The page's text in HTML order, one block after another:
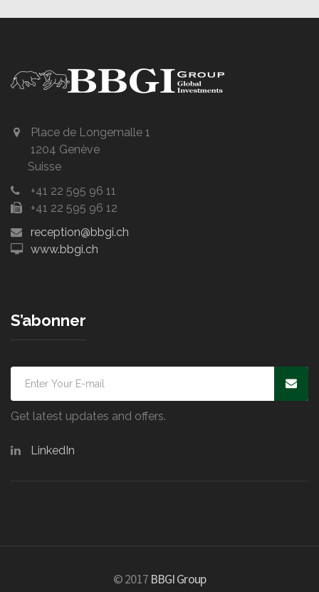
Place de Longemalle 1
1204 Genève
Suisse
+41 22 595 96 11
+41 22 595 96 12
reception@bbgi.ch
www.bbgi.ch
S’abonner
Get latest updates and offers.
LinkedIn
© 2017 BBGI Group